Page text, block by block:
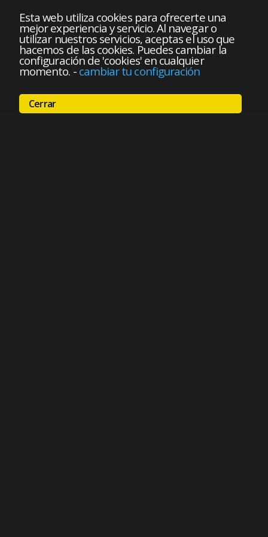
Esta web utiliza cookies para ofrecerte una
mejor experiencia y servicio. Al navegar o
utilizar nuestros servicios, aceptas el uso que
hacemos de las cookies. Puedes cambiar la
configuración de 'cookies' en cualquier
momento. - cambiar tu configuración
Cerrar